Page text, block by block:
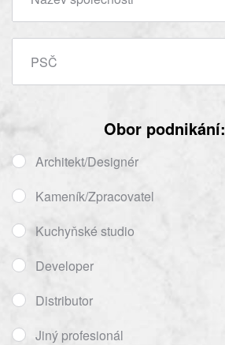
PSČ
Obor podnikání:
Architekt/Designér
Kameník/Zpracovatel
Kuchyňské studio
Developer
Distributor
Jiný profesionál